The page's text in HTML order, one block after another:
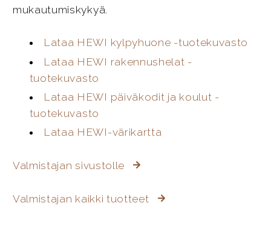
mukautumiskykyä.
Lataa HEWI kylpyhuone -tuotekuvasto
Lataa HEWI rakennushelat -
tuotekuvasto
Lataa HEWI päiväkodit ja koulut -
tuotekuvasto
Lataa HEWI-värikartta
Valmistajan sivustolle
Valmistajan kaikki tuotteet